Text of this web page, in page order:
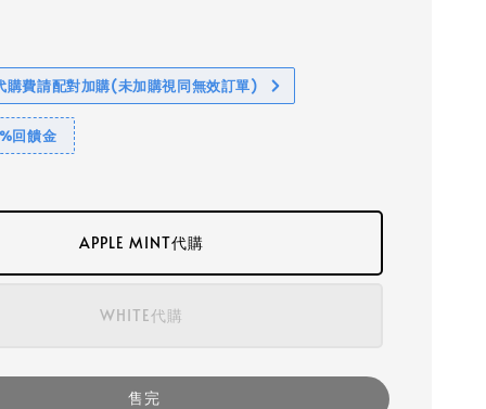
購費請配對加購(未加購視同無效訂單)
回饋金
APPLE MINT代購
WHITE代購
售完